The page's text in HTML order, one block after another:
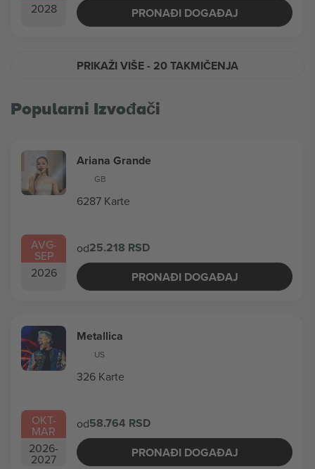
2028
PRONAĐI DOGAĐAJ
PRIKAŽI VIŠE- 20 TAKMIČENJA
Popularni Izvođači
AVG-
SEP
2026
Ariana Grande
GB
6287 Karte
od25.218 RSD
PRONAĐI DOGAĐAJ
OKT-
MAR
2026-
2027
Metallica
US
326 Karte
od58.764 RSD
PRONAĐI DOGAĐAJ